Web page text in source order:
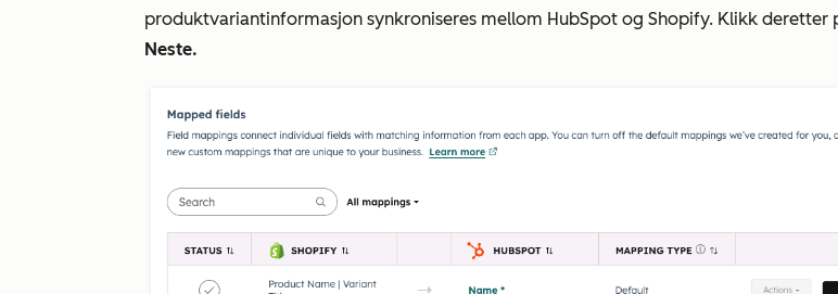
produktvariantinformasjon synkroniseres mellom HubSpot og Shopify. Klikk deretter
Neste.